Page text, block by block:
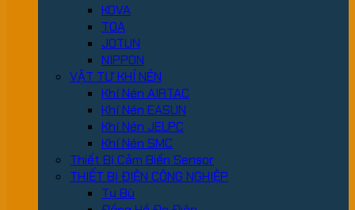
KOVA
TOA
JOTUN
NIPPON
VẬT TƯ KHÍ NÉN
Khí Nén AIRTAC
Khí Nén EASUN
Khí Nén JELPC
Khí Nén SMC
Thiết Bị Cảm Biến Sensor
THIẾT BỊ ĐIỆN CÔNG NGHIỆP
Tụ Bù